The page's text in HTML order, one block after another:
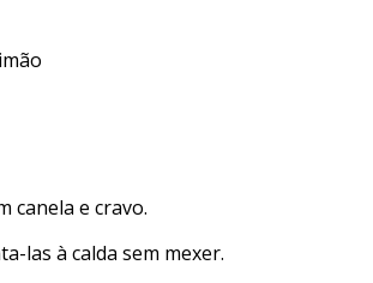
canela e cravo.
las à calda sem mexer.